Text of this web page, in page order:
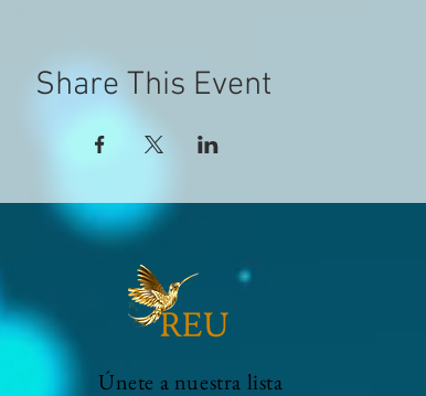
Share This Event
Únete a nuestra lista